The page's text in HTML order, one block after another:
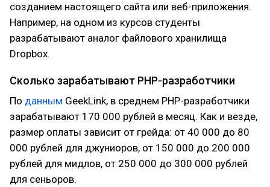
созданием настоящего сайта или веб-приложения.
Например, на одном из курсов студенты
разрабатывают аналог файлового хранилища
Dropbox.
Сколько зарабатывают PHP-разработчики
По данным GeekLink, в среднем PHP-разработчики
зарабатывают 170 000 рублей в месяц. Как и везде,
размер оплаты зависит от грейда: от 40 000 до 80
000 рублей для джуниоров, от 150 000 до 200 000
рублей для мидлов, от 250 000 до 300 000 рублей
для сеньоров.